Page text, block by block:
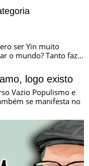
ser Yin muito
o mundo? Tanto faz…
logo existo
Vazio Populismo e
se manifesta no